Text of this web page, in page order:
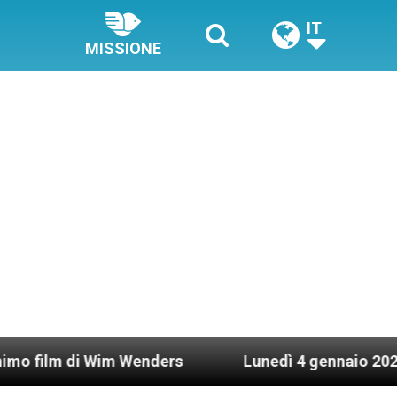
MISSIONE
IT
Wenders Lunedì 4 gennaio 2021: Possesso